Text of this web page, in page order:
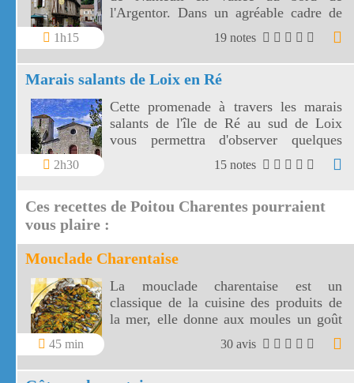
1h15
l'Argentor. Dans un agréable cadre de
verdure vous découvrirez les rues
médiévales et les vieilles maisons du
village pittoresque de Nanteuil.
19 notes
Marais salants de Loix en Ré
2h30
Cette promenade à travers les marais
salants de l'île de Ré au sud de Loix
vous permettra d'observer quelques
oiseaux et surtout de voir de jolis
paysages vers la mer ou les marais.
15 notes
Ces recettes de Poitou Charentes pourraient
vous plaire :
Mouclade Charentaise
45 min
La mouclade charentaise est un
classique de la cuisine des produits de
la mer, elle donne aux moules un goût
inhabituel et savoureux.
30 avis